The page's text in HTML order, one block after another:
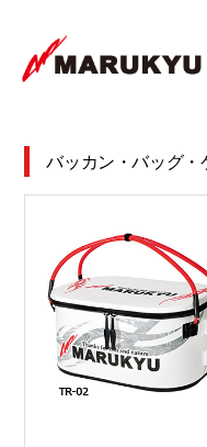
バッカン・バッグ・